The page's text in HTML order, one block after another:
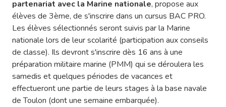
partenariat avec la Marine nationale, propose aux
élèves de 3ème, de s'inscrire dans un cursus BAC PRO.
Les élèves sélectionnés seront suivis par la Marine
nationale lors de leur scolarité (participation aux conseils
de classe). Ils devront s'inscrire dès 16 ans à une
préparation militaire marine (PMM) qui se déroulera les
samedis et quelques périodes de vacances et
effectueront une partie de leurs stages à la base navale
de Toulon (dont une semaine embarquée).